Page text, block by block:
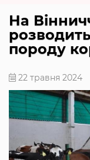
На
породу
22 травня 2024